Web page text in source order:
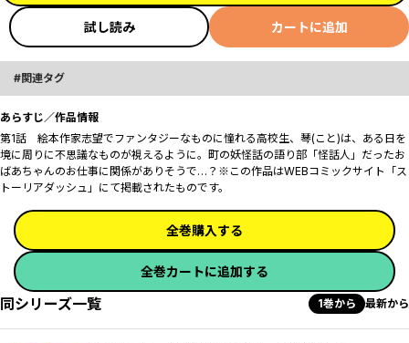
試し読み カートに追加
関連タグ
あらすじ／作品情報
第1話 絵本作家志望でファンタジーなものに憧れる高校生、琴(こと)は、ある日を
境に周りに不思議なものが視えるように。町の妖怪話の語り部「怪話人」だったお
ばあちゃんのお仕事に関係がありそうで…？※この作品はWEBコミックサイト「ス
トーリアダッシュ」にて掲載されたものです。
全巻購入する
全巻カートに追加する
同シリーズ一覧 1巻から 最新から